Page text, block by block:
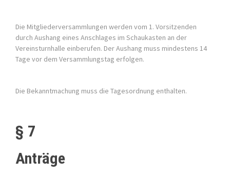
Die Mitgliederversammlungen werden vom 1. Vorsitzenden
durch Aushang eines Anschlages im Schaukasten an der
Vereinsturnhalle einberufen. Der Aushang muss mindestens 14
Tage vor dem Versammlungstag erfolgen.
Die Bekanntmachung muss die Tagesordnung enthalten.
§ 7
Anträge